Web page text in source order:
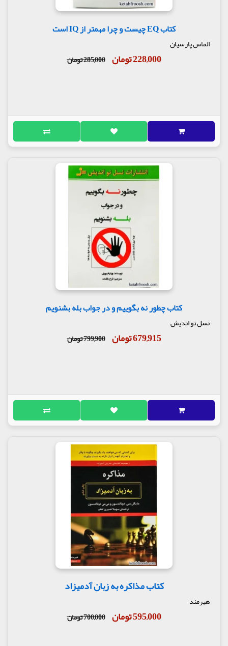
کتاب EQ چیست و چرا مهمتر از IQ است
الماس پارسیان
228,000 تومان 285,000 تومان
کتاب چطور نه بگوییم و در جواب بله بشنویم
نسل نو اندیش
679,915 تومان 799,900 تومان
کتاب مذاکره به زبان آدمیزاد
هیرمند
595,000 تومان 700,000 تومان